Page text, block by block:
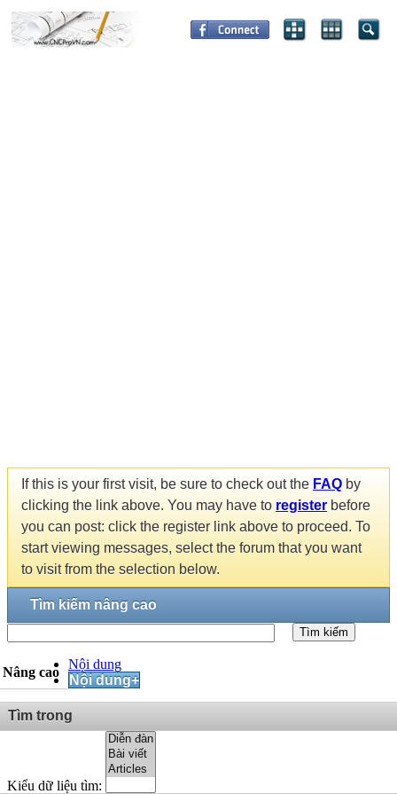
If this is your first visit, be sure to check out the FAQ by
clicking the link above. You may have to register before
you can post: click the register link above to proceed. To
start viewing messages, select the forum that you want
to visit from the selection below.
Tìm kiếm nâng cao
Tìm kiếm
Nâng cao
Nội dung
Nội dung+
Tìm trong
Kiểu dữ liệu tìm: